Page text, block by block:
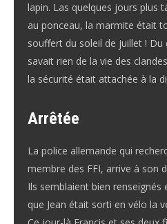
lapin. Las quelques jours plus
au ponceau, la marmite était
souffert du soleil de juillet ! Du
savait rien de la vie des
la sécurité était attachée à la
Arrêtée
La police allemande qui
membre des FFI, arrive à son
Ils semblaient bien
que Jean était sorti en vélo la